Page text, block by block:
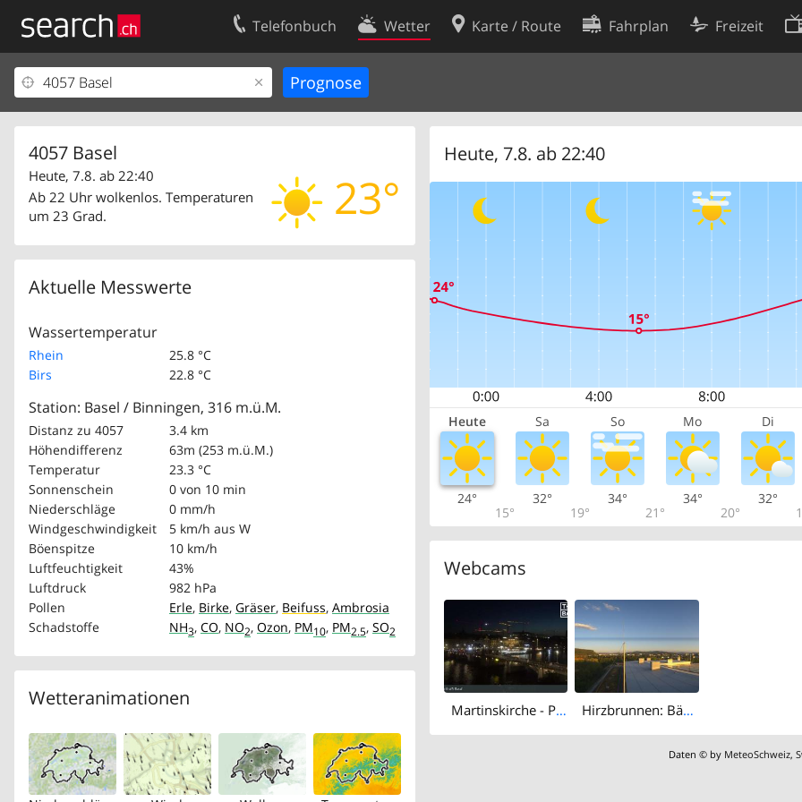
Telefonbuch Wetter Karte / Route Fahrplan Freizeit
4057 Basel
23°
Heute, 7.8. ab 22:40
Ab 22 Uhr wolkenlos. Temperaturen
um 23 Grad.
Aktuelle Messwerte
Wassertemperatur
Rhein
25.8 °C
Birs
22.8 °C
Station: Basel / Binningen, 316 m.ü.M.
Distanz zu 4057
3.4 km
Höhendifferenz
63m (253 m.ü.M.)
Temperatur
23.3 °C
Sonnenschein
0 von 10 min
Niederschläge
0 mm/h
Windgeschwindigkeit
5 km/h aus W
Böenspitze
10 km/h
Luftfeuchtigkeit
43%
Luftdruck
982 hPa
Pollen
Erle, Birke, Gräser, Beifuss, Ambrosia
Schadstoffe
NH3, CO, NO2, Ozon, PM10, PM2.5, SO2
Wetteranimationen
Heute, 7.8. ab 22:40
Heute Sa So Mo Di
24°
15°
32°
19°
34°
21°
34°
20°
32°
Webcams
Martinskirche - Peterskirche - Middle Bridge, Basel - Basel Minster - Pfalz - Universität Basel - Spalentor - Rhine Promenade - Wettsteinbrücke Hirzbrunnen: Bäumlihof Gymnasium
Daten © by MeteoSchweiz,
Ihr Eintrag
Kundencenter Geschäftskunden
Kontakt
Nutzungsbedingungen
Cookie-Einstellungen